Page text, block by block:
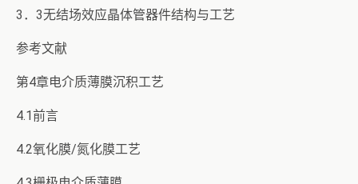
3．3无结场效应晶体管器件结构与工艺
参考文献
第4章电介质薄膜沉积工艺
4.1前言
4.2氧化膜/氮化膜工艺